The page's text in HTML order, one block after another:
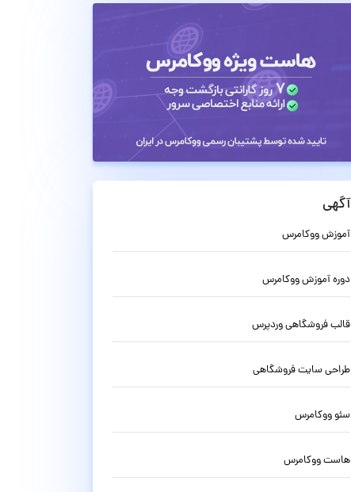
آگهی
آموزش ووکامرس
دوره آموزش ووکامرس
قالب فروشگاهی وردپرس
طراحی سایت فروشگاهی
سئو ووکامرس
هاست ووکامرس